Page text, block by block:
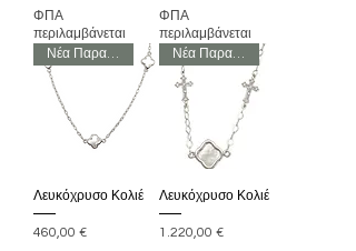
ΦΠΑ
περιλαμβάνεται
ΦΠΑ
περιλαμβάνεται
Νέα Παραλαβή
Λευκόχρυσο Κολιέ
Τιμή
460,00 €
Νέα Παραλαβή
Λευκόχρυσο Κολιέ
Τιμή
1.220,00 €